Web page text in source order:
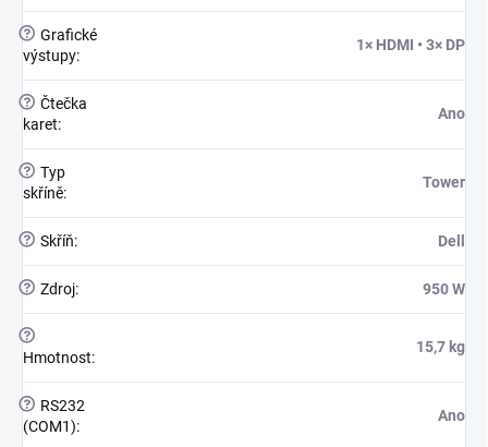
? Grafické
výstupy:
1× HDMI • 3× DP
? Čtečka
karet:
Ano
? Typ
skříně:
Tower
? Skříň: Dell
? Zdroj: 950 W
?
Hmotnost:
15,7 kg
?
RS232
(COM1):
Ano